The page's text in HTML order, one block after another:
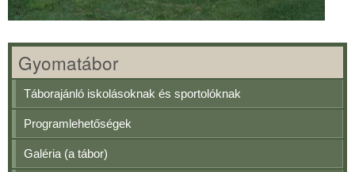
Gyomatábor
Táborajánló iskolásoknak és sportolóknak
Programlehetőségek
Galéria (a tábor)